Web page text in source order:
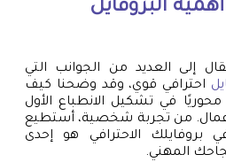
البروفايل
إلى العديد من الجوانب التي
احترافي قوي، وقد وضحنا كيف
محوريًا في تشكيل الانطباع الأول
من تجربة شخصية، أستطيع
بروفايلك الاحترافي هو إحدى
المهني.